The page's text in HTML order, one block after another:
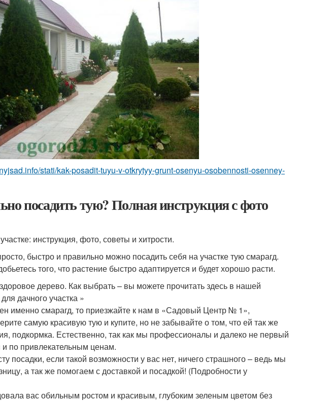
stati/kak-posadit-tuyu-v-otkrytyy-grunt-osenyu-osobennosti-osenney-
посадить тую? Полная инструкция с фото
инструкция, фото, советы и хитрости.
быстро и правильно можно посадить себя на участке тую смарагд.
того, что растение быстро адаптируется и будет хорошо расти.
дерево. Как выбрать – вы можете прочитать здесь в нашей
дачного участка »
именно смарагд, то приезжайте к нам в «Садовый Центр № 1»,
самую красивую тую и купите, но не забывайте о том, что ей так же
подкормка. Естественно, так как мы профессионалы и далеко не первый
и по привлекательным ценам.
посадки, если такой возможности у вас нет, ничего страшного – ведь мы
а так же помогаем с доставкой и посадкой! (Подробности у
вас обильным ростом и красивым, глубоким зеленым цветом без